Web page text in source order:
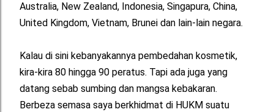
Australia, New Zealand, Indonesia, Singapura, China,
United Kingdom, Vietnam, Brunei dan lain-lain negara.
Kalau di sini kebanyakannya pembedahan kosmetik,
kira-kira 80 hingga 90 peratus. Tapi ada juga yang
datang sebab sumbing dan mangsa kebakaran.
Berbeza semasa saya berkhidmat di HUKM suatu